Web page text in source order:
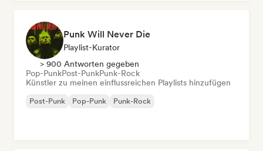
Punk Will Never Die
Playlist-Kurator
> 900 Antworten gegeben
Pop-PunkPost-PunkPunk-Rock
Künstler zu meinen einflussreichen Playlists hinzufügen
Post-Punk Pop-Punk Punk-Rock